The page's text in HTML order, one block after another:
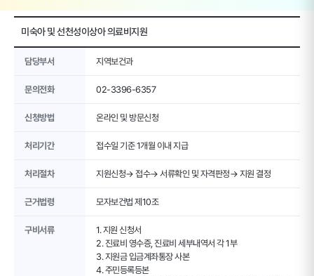
미숙아 및 선천성이상아 의료비지원
담당부서 지역보건과
문의전화 02-3396-6357
신청방법 온라인 및 방문신청
처리기간 접수일 기준 1개월 이내 지급
처리절차 지원신청→ 접수→ 서류확인 및 자격판정→ 지원 결정
근거법령 모자보건법 제10조
구비서류
1. 지원 신청서
2. 진료비 영수증, 진료비 세부내역서 각 1부
3. 지원금 입금계좌통장 사본
4. 주민등록등본